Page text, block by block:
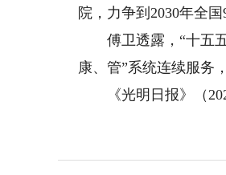
院，力争到2030年全
傅卫透露，“十五五”
康、管”系统连续服务
《光明日报》（